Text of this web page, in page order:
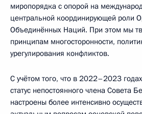
миропорядка с опорой на
центральной координирующей роли
Объединённых Наций. При этом мы
принципам многосторонности,
урегулирования конфликтов.
С учётом того, что в 2022–2023
статус непостоянного члена Совета
настроены более интенсивно